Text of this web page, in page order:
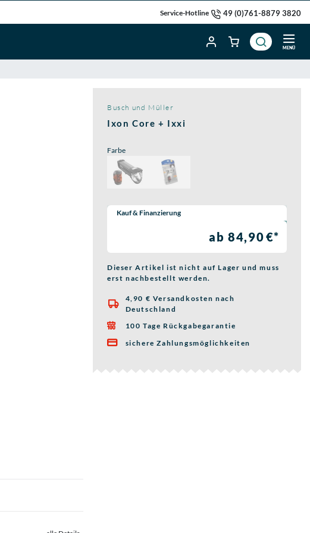
Service-Hotline 49 (0)761-8879 3820
MENÜ
Busch und Müller
Ixon Core + Ixxi
Farbe
Wähle eine Preisoption:
Kauf & Finanzierung
ab 84,90 €*
Dieser Artikel ist nicht auf Lager und muss
erst nachbestellt werden.

4,90 € Versandkosten nach
Deutschland
 100 Tage Rückgabegarantie
 sichere Zahlungsmöglichkeiten